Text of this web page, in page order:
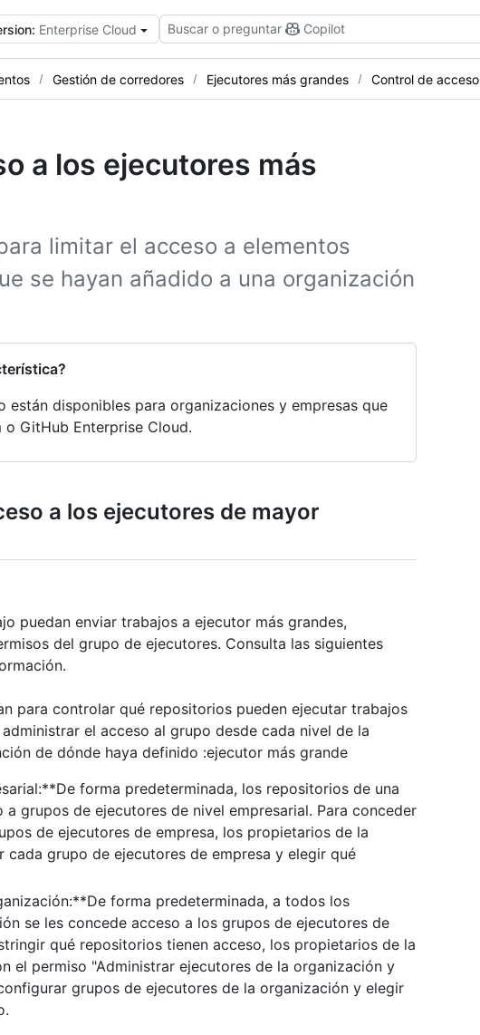
Enterprise Cloud Buscar o preguntar Copilot
Gestión de corredores Ejecutores más grandes Control de acceso
a los ejecutores más
limitar el acceso a elementos
se hayan añadido a una organización
están disponibles para organizaciones y empresas que
o GitHub Enterprise Cloud.
a los ejecutores de mayor
puedan enviar trabajos a ejecutor más grandes,
del grupo de ejecutores. Consulta las siguientes
para controlar qué repositorios pueden ejecutar trabajos
el acceso al grupo desde cada nivel de la
de dónde haya definido :ejecutor más grande
forma predeterminada, los repositorios de una
grupos de ejecutores de nivel empresarial. Para conceder
de ejecutores de empresa, los propietarios de la
grupo de ejecutores de empresa y elegir qué
forma predeterminada, a todos los
se les concede acceso a los grupos de ejecutores de
qué repositorios tienen acceso, los propietarios de la
el permiso "Administrar ejecutores de la organización y
grupos de ejecutores de la organización y elegir